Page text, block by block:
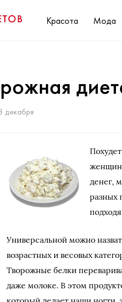
Красота Мода
декабря
денег,
разных
Универсальной можно
возрастных и весовых
Творожные белки
даже молоке. В этом